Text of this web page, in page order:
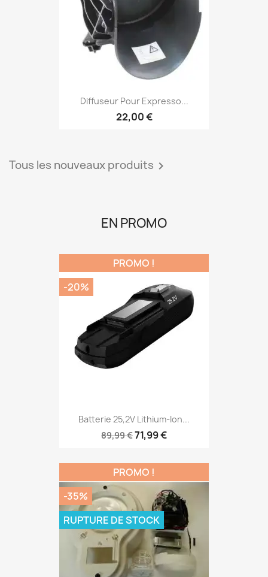
Diffuseur Pour Expresso...
22,00 €
Tous les nouveaux produits 
EN PROMO
Batterie 25,2V Lithium-Ion...
89,99 €71,99 €
PROMO !
-20%
PROMO !
-35%
RUPTURE DE STOCK